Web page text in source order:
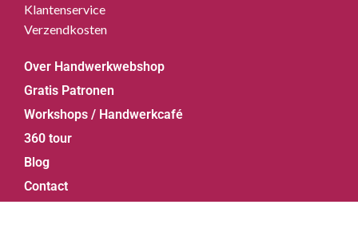
Klantenservice
Verzendkosten
Over Handwerkwebshop
Gratis Patronen
Workshops / Handwerkcafé
360 tour
Blog
Contact